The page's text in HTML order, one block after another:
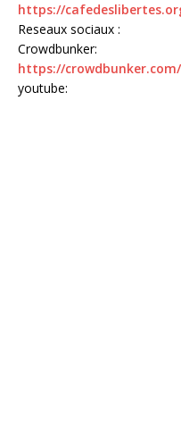
https://
Reseaux sociaux :
Crowdbunker:
https://
youtube: